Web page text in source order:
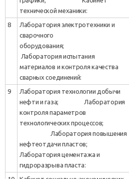
технической механики:
8
Лаборатория электротехники и
сварочного
оборудования;
Лаборатория испытания
материалов и контроля качества
сварных соединений:
9
Лаборатория технологии добычи
нефти и газа; Лаборатория
контроля параметров
технологических процессов;
Лаборатория повышения
нефтеотдачи пластов;
Лаборатория цементажа и
гидроразрыва пласта: